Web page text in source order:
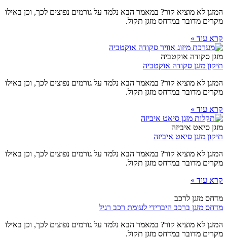
המזגן לא מוציא קור? במאמר הבא נלמד על גורמים נפוצים לכך, וכן באילו
מקרים מדובר במדחס מזגן תקול.
קרא עוד »
מזגן סקודה אוקטביה
תיקון מזגן סקודה אוקטביה
המזגן לא מוציא קור? במאמר הבא נלמד על גורמים נפוצים לכך, וכן באילו
מקרים מדובר במדחס מזגן תקול.
קרא עוד »
מזגן סיאט איביזה
תיקון מזגן סיאט איביזה
המזגן לא מוציא קור? במאמר הבא נלמד על גורמים נפוצים לכך, וכן באילו
מקרים מדובר במדחס מזגן תקול.
קרא עוד »
מדחס מזגן לרכב
מדחס מזגן ברכב היברידי לעומת רכב רגיל
המזגן לא מוציא קור? במאמר הבא נלמד על גורמים נפוצים לכך, וכן באילו
מקרים מדובר במדחס מזגן תקול.